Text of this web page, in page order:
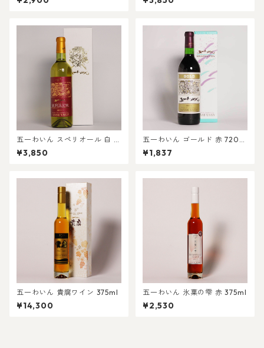
五一わいん スペリオール 白 7
20ml
¥3,850
五一わいん ゴールド 赤 720m
l¥1,837
五一わいん 貴腐ワイン 375ml
¥14,300
五一わいん 氷菓の雫 赤 375ml
¥2,530